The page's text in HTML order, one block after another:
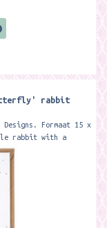
rabbit
Formaat 15 x
rabbit with a